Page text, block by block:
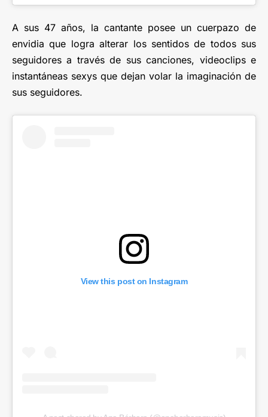
A sus 47 años, la cantante posee un cuerpazo de
envidia que logra alterar los sentidos de todos sus
seguidores a través de sus canciones, videoclips e
instantáneas sexys que dejan volar la imaginación de
sus seguidores.
View this post on Instagram